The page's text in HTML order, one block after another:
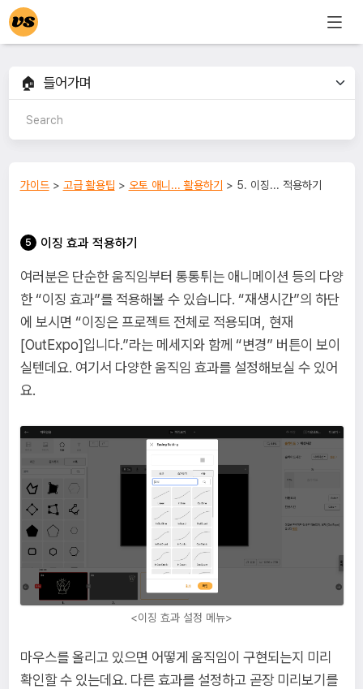
가이드> 고급 활용팁 > 오토 애니... 활용하기 > 5. 이징... 적용하기
이징 효과 적용하기
여러분은 단순한 움직임부터 통통튀는 애니메이션 등의 다양
한 “이징 효과”를 적용해볼 수 있습니다. “재생시간”의 하단
에 보시면 “이징은 프로젝트 전체로 적용되며, 현재
[OutExpo]입니다.”라는 메세지와 함께 “변경” 버튼이 보이
실텐데요. 여기서 다양한 움직임 효과를 설정해보실 수 있어
요.
<이징 효과 설정 메뉴>
마우스를 올리고 있으면 어떻게 움직임이 구현되는지 미리
확인할 수 있는데요. 다른 효과를 설정하고 곧장 미리보기를